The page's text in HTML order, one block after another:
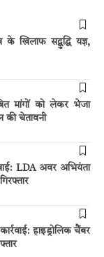
खिलाफ सद्बुद्धि यज्ञ,
मांगों को लेकर भेजा
की चेतावनी
LDA अवर अभियंता
हाइड्रोलिक चैंबर